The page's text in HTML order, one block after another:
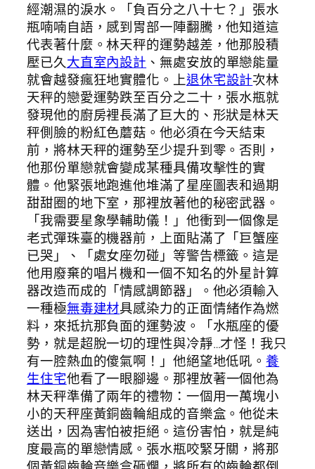
經潮濕的淚水。「負百分之八十七？」張水
瓶喃喃自語，感到胃部一陣翻騰，他知道這
代表著什麼。林天秤的運勢越差，他那股積
壓已久大直室內設計 、無處安放的單戀能量
就會越發瘋狂地實體化。上退休宅設計次林
天秤的戀愛運勢跌至百分之二十，張水瓶就
發現他的廚房裡長滿了巨大的、形狀是林天
秤側臉的粉紅色蘑菇。他必須在今天結束
前，將林天秤的運勢至少提升到零。否則，
他那份單戀就會變成某種具備攻擊性的實
體。他緊張地跑進他堆滿了星座圖表和過期
甜甜圈的地下室，那裡放著他的秘密武器。
「我需要星象學輔助儀！」他衝到一個像是
老式彈珠臺的機器前，上面貼滿了「巨蟹座
已哭」、「處女座勿碰」等警告標籤。這是
他用廢棄的唱片機和一個不知名的外星計算
器改造而成的「情感調節器」。他必須輸入
一種極無毒建材具感染力的正面情緒作為燃
料，來抵抗那負面的運勢波。「水瓶座的優
勢，就是超脫一切的理性與冷靜…才怪！我只
有一腔熱血的傻氣啊！」他絕望地低吼。養
生住宅他看了一眼腳邊。那裡放著一個他為
林天秤準備了兩年的禮物：一個用一萬塊小
小的天秤座黃銅齒輪組成的音樂盒。他從未
送出，因為害怕被拒絕。這份害怕，就是純
度最高的單戀情感。張水瓶咬緊牙關，將那